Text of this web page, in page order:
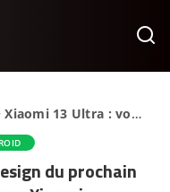
Xiaomi 13 Ultra : voici le design du prochain smartphone premium Xiaomi
du prochain